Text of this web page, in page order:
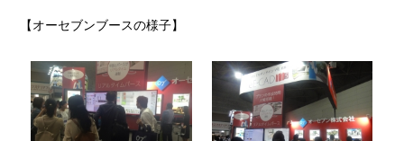
【オーセブンブースの様子】